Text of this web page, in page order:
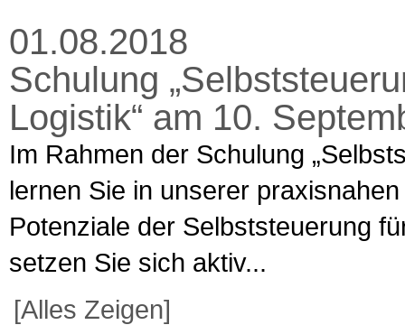
01.08.2018
Schulung
Logistik“ am 10.
Im Rahmen der Schulung
lernen Sie in unserer
Potenziale der Selbststeuerung
setzen Sie sich aktiv...
[Alles Zeigen]